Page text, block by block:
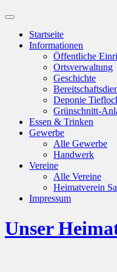
Suchfeld
ein-/ausblenden
Startseite
Informationen
Öffentliche
Ortsverwaltung
Geschichte
Deponie
Grünschnitt-
Essen & Trinken
Gewerbe
Alle Gewerbe
Handwerk
Vereine
Alle Vereine
Heimatverein
Impressum
Unser